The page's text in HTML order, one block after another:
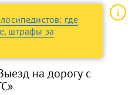
где
штрафы за
на дорогу с